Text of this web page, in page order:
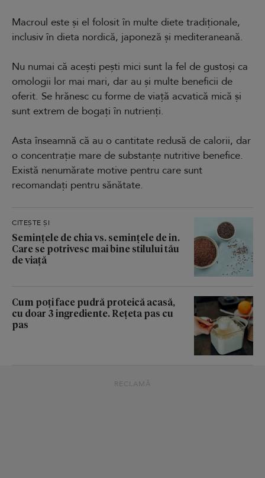
Macroul este și el folosit în multe diete tradiționale,
inclusiv în dieta nordică, japoneză și mediteraneană.
Nu numai că acești pești mici sunt la fel de gustoși ca
omologii lor mai mari, dar au și multe beneficii de
oferit. Se hrănesc cu forme de viață acvatică mică și
sunt extrem de bogați în nutrienți.
Asta înseamnă că au o cantitate redusă de calorii, dar
o concentrație mare de substanțe nutritive benefice.
Există nenumărate motive pentru care sunt
recomandați pentru sănătate.
CITEȘTE ȘI
Semințele de chia vs. semințele de in.
Care se potrivesc mai bine stilului tău
de viață
Cum poți face pudră proteică acasă,
cu doar 3 ingrediente. Rețeta pas cu
pas
RECLAMĂ